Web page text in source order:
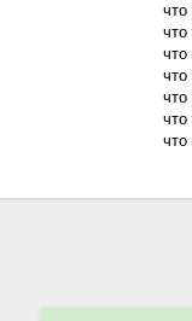
что
что
что
что
что
что
что